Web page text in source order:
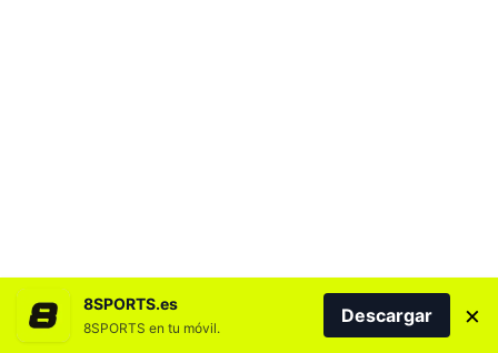
8SPORTS.es
8SPORTS en tu móvil.
Descargar ×